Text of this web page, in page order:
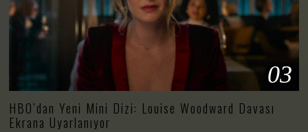
03
HBO’dan Yeni Mini Dizi: Louise Woodward Davası
Ekrana Uyarlanıyor